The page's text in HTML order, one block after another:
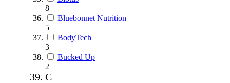
8
Bluebonnet Nutrition
5
BodyTech
3
Bucked Up
2
C